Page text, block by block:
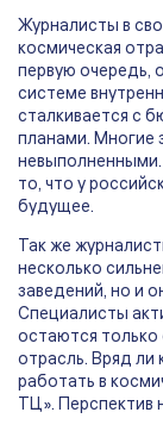
Журналисты в
космическая
первую очередь,
системе
сталкивается с
планами. Многие
то, что у
будущее.
Так же
несколько
заведений, но и
Специалисты
остаются
отрасль. Вряд ли
работать в
ТЦ». Перспектив